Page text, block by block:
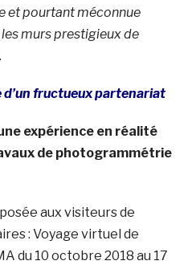
et pourtant méconnue
murs prestigieux de
fructueux partenariat
expérience en réalité
de photogrammétrie
aux visiteurs de
: Voyage virtuel de
du 10 octobre 2018 au 17